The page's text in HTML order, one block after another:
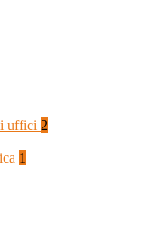
uffici 2
1